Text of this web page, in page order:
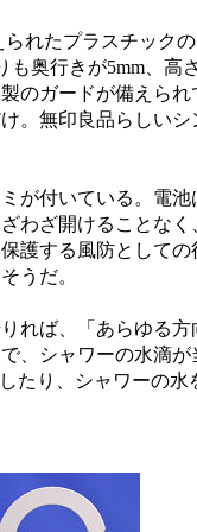
れたプラスチック
奥行きが5mm、高
のガードが備えら
。無印良品らしい
が付いている。電池
わざ開けることな
護する風防として
うだ。
れば、「あらゆる方
、シャワーの水滴
たり、シャワーの水